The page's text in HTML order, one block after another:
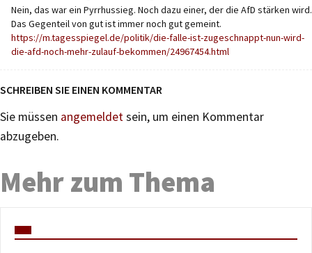
Nein, das war ein Pyrrhussieg. Noch dazu einer, der die AfD stärken wird.
Das Gegenteil von gut ist immer noch gut gemeint.
https://m.tagesspiegel.de/politik/die-falle-ist-zugeschnappt-nun-wird-
die-afd-noch-mehr-zulauf-bekommen/24967454.html
SCHREIBEN SIE EINEN KOMMENTAR
Sie müssen angemeldetsein, um einen Kommentar
abzugeben.
Mehr zum Thema